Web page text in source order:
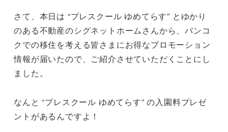
さて、本日は “プレスクール ゆめてらす” とゆかり
のある不動産のシグネットホームさんから、バンコ
クでの移住を考える皆さまにお得なプロモーション
情報が届いたので、ご紹介させていただくことにし
ました。
なんと “プレスクール ゆめてらす” の入園料プレゼ
ントがあるんですよ！